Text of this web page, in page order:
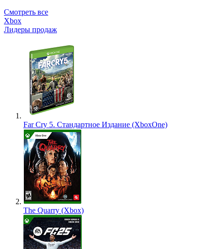
Смотреть все
Xbox
Лидеры продаж
Far Cry 5. Стандартное Издание (XboxOne)
The Quarry (Xbox)